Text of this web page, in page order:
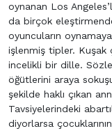
oynanan Los
da birçok
oyuncuların
işlenmiş tipler. Kuşak
incelikli bir dille.
öğütlerini araya
şekilde haklı çıkan
Tavsiyelerindeki
diyorlarsa